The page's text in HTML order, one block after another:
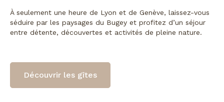
À seulement une heure de Lyon et de Genève, laissez-vous
séduire par les paysages du Bugey et profitez d’un séjour
entre détente, découvertes et activités de pleine nature.
Découvrir les gîtes